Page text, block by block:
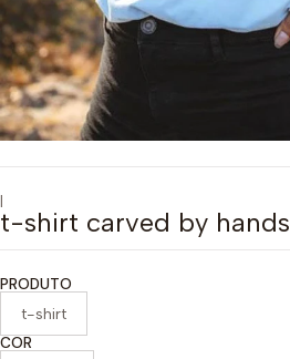
|
t-shirt carved by hands
PRODUTO
t-shirt
COR